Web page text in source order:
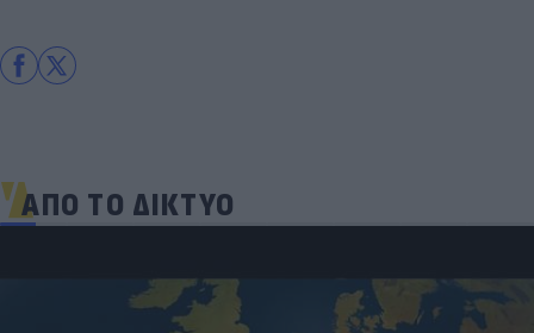
ΑΠΟ ΤΟ ΔΙΚΤΥΟ